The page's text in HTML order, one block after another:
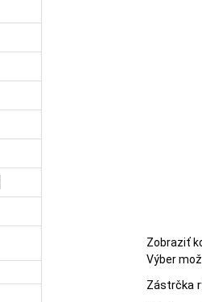
Zobraziť
Výber
Zástrčka